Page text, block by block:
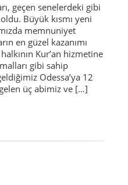
geçen senelerdeki gibi
Büyük kısmı yeni
memnuniyet
en güzel kazanımı
Kur’an hizmetine
gibi sahip
Odessa’ya 12
üç abimiz ve […]